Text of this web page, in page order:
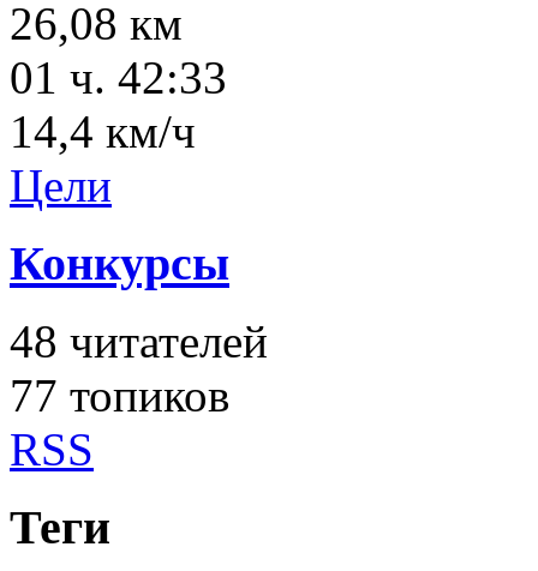
26,08 км
01 ч. 42:33
14,4 км/ч
Цели
Конкурсы
48 читателей
77 топиков
RSS
Теги